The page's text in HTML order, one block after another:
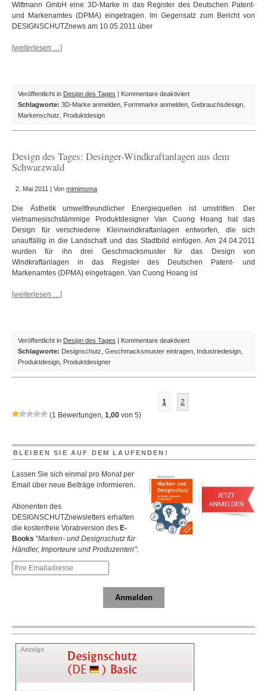
Wittmann GmbH eine 3D-Marke in das Register des Deutschen Patent-
und Markenamtes (DPMA) eingetragen. Im Gegensatz zum Bericht von
DESIGNSCHUTZnews am 10.05.2011 über
[weiterlesen …]
Veröffentlicht in Design des Tages | Kommentare deaktiviertfür
Design
als
Schlagworte: 3D-Marke anmelden Formmarke anmelden Gebrauchsdesign
Markenschutz
Produktdesign
Design des Tages: Desinger-Windkraftanlagen aus dem
Schwarzwald
2. Mai 2011 | Von mimimoma
Die Ästhetik umweltfreundlicher Energiequellen ist umstritten. Der
vietnamesischstämmige Produktdesigner Van Cuong Hoang hat das
Design für verschiedene Kleinwindkraftanlagen entworfen, die sich
unauffällig in die Landschaft und das Stadtbild einfügen. Am 24.04.2011
wurden für ihn drei Geschmacksmuster für das Design von
Windkraftanlagen in das Register des Deutschen Patent- und
Markenamtes (DPMA) eingetragen. Van Cuong Hoang ist
[weiterlesen …]
Veröffentlicht in Design des Tages | Kommentare deaktiviertfür
Design
Schlagworte: Designschutz Geschmacksmuster eintragen Industriedesign
Produktdesign Produktdesigner
1
2
(1 Bewertungen, 1,00 von 5)
BLEIBEN SIE AUF DEM LAUFENDEN!
Lassen Sie sich einmal pro Monat per
Email über neue Beiträge informieren.
Abonenten des
DESIGNSCHUTZnewsletters erhalten
die kostenfreie Vorabversion des E-
Books "Marken- und Designschutz für
Händler, Importeure und Produzenten":
Anmelden